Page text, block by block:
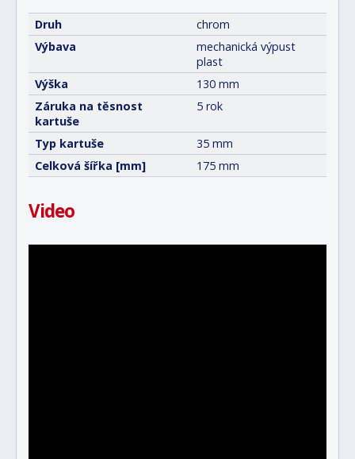
Druh
chrom
Výbava
mechanická výpust
plast
Výška
130 mm
Záruka na těsnost
kartuše
5 rok
Typ kartuše
35 mm
Celková šířka [mm]
175 mm
Video